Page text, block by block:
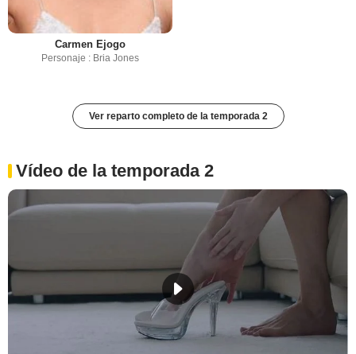
Carmen Ejogo
Personaje : Bria Jones
Ver reparto completo de la temporada 2
Vídeo de la temporada 2